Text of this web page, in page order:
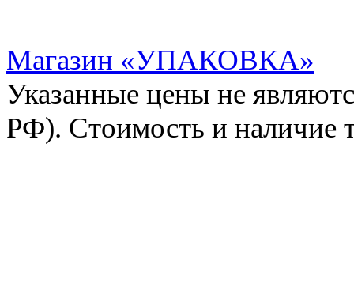
Магазин «УПАКОВКА»
Указанные цены не
РФ). Стоимость и наличие